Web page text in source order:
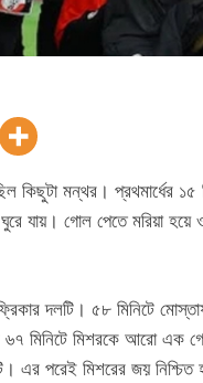
কিছুটা মন্থর। প্রথমার্ধের
যায়। গোল পেতে মরিয়া হয়ে
দলটি। ৫৮ মিনিটে
৬৭ মিনিটে মিশরকে আরো এক
এর পরেই মিশরের জয়